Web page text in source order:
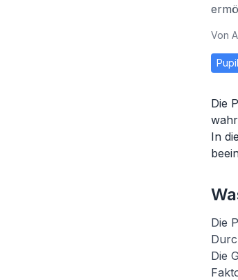
Von
Die
In
Die
Die